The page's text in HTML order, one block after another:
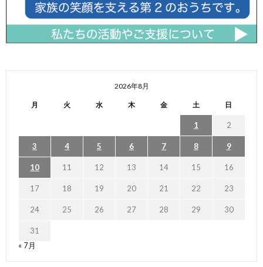
2026年8月
月 火 水 木 金 土 日
1 2
3 4 5 6 7 8 9
10 11 12 13 14 15 16
17 18 19 20 21 22 23
24 25 26 27 28 29 30
31
« 7月